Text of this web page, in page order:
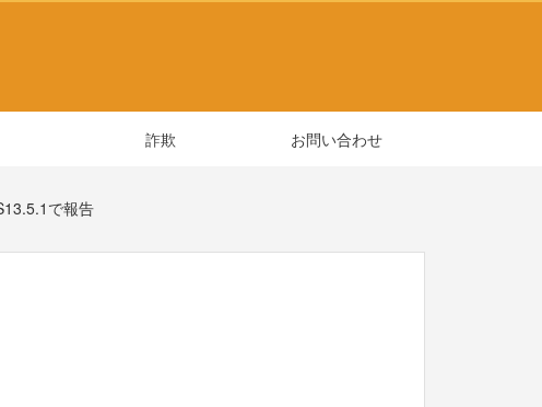
詐欺 お問い合わせ
で報告